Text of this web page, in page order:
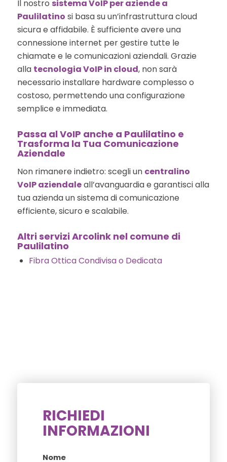
Il nostro sistema VoIP per aziende a
Paulilatino si basa su un’infrastruttura cloud
sicura e affidabile. È sufficiente avere una
connessione internet per gestire tutte le
chiamate e le comunicazioni aziendali. Grazie
alla tecnologia VoIP in cloud, non sarà
necessario installare hardware complesso o
costoso, permettendo una configurazione
semplice e immediata.
Passa al VoIP anche a Paulilatino e
Trasforma la Tua Comunicazione
Aziendale
Non rimanere indietro: scegli un centralino
VoIP aziendaleall’avanguardia e garantisci alla
tua azienda un sistema di comunicazione
efficiente, sicuro e scalabile.
Altri servizi Arcolink nel comune di
Paulilatino
Fibra Ottica Condivisa o Dedicata
RICHIEDI
INFORMAZIONI
Nome